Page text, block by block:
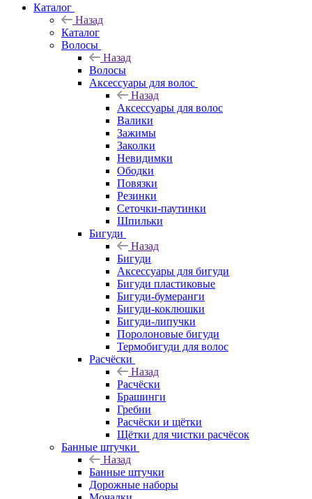
Каталог
Назад
Каталог
Волосы
Назад
Волосы
Аксессуары для волос
Назад
Аксессуары для волос
Валики
Зажимы
Заколки
Невидимки
Ободки
Повязки
Резинки
Сеточки-паутинки
Шпильки
Бигуди
Назад
Бигуди
Аксессуары для бигуди
Бигуди пластиковые
Бигуди-бумеранги
Бигуди-коклюшки
Бигуди-липучки
Поролоновые бигуди
Термобигуди для волос
Расчёски
Назад
Расчёски
Брашинги
Гребни
Расчёски и щётки
Щётки для чистки расчёсок
Банные штучки
Назад
Банные штучки
Дорожные наборы